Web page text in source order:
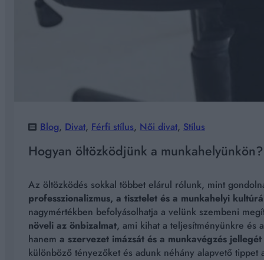
Blog, Divat, Férfi stílus, Női divat, Stílus
Hogyan öltözködjünk a munkahelyünkön?
Az öltözködés sokkal többet elárul rólunk, mint
professzionalizmus, a tisztelet és a munkahelyi
nagymértékben befolyásolhatja a velünk szembeni
növeli az önbizalmat, ami kihat a teljesítményünkre és
hanem a szervezet imázsát és a munkavégzés
különböző tényezőket és adunk néhány alapvető tippet